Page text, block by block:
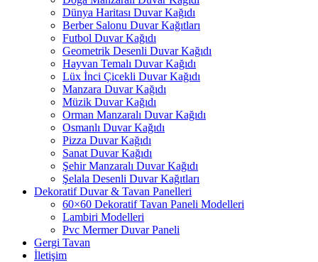
Dünya Haritası Duvar Kağıdı
Berber Salonu Duvar Kağıtları
Futbol Duvar Kağıdı
Geometrik Desenli Duvar Kağıdı
Hayvan Temalı Duvar Kağıdı
Lüx İnci Çicekli Duvar Kağıdı
Manzara Duvar Kağıdı
Müzik Duvar Kağıdı
Orman Manzaralı Duvar Kağıdı
Osmanlı Duvar Kağıdı
Pizza Duvar Kağıdı
Sanat Duvar Kağıdı
Şehir Manzaralı Duvar Kağıdı
Şelala Desenli Duvar Kağıtları
Dekoratif Duvar & Tavan Panelleri
60×60 Dekoratif Tavan Paneli Modelleri
Lambiri Modelleri
Pvc Mermer Duvar Paneli
Gergi Tavan
İletişim